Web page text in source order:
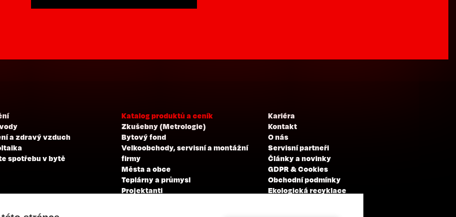
a zdravý vzduch
spotřebu v bytě
Katalog produktů a ceník
Zkušebny (Metrologie)
Bytový fond
Velkoobchody, servisní a montážní
firmy
Města a obce
Teplárny a průmysl
Projektanti
Kariéra
Kontakt
O nás
Servisní partneři
Články a novinky
GDPR & Cookies
Obchodní podmínky
Ekologická recyklace